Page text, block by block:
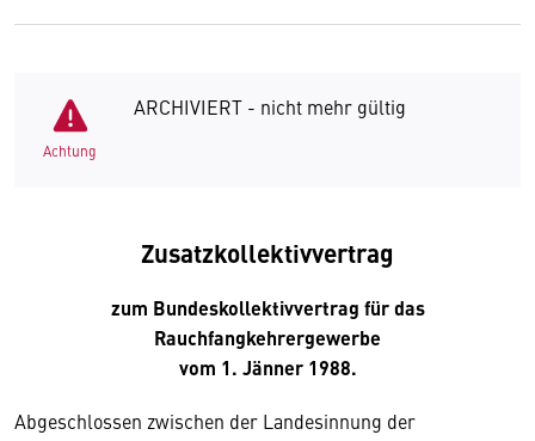
Achtung
ARCHIVIERT - nicht mehr gültig
Zusatzkollektivvertrag
zum Bundeskollektivvertrag für das
Rauchfangkehrergewerbe
vom 1. Jänner 1988.
Abgeschlossen zwischen der Landesinnung der